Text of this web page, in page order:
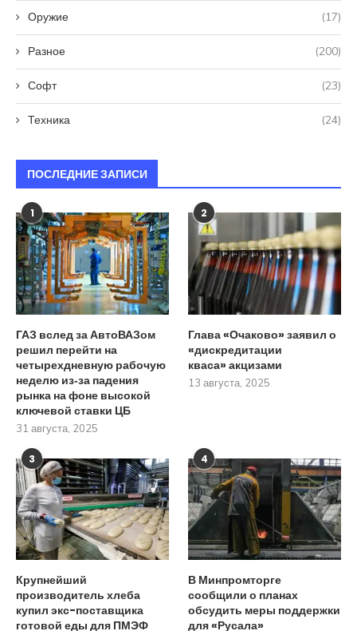
Оружие (17)
Разное (200)
Софт (23)
Техника (24)
ПОСЛЕДНИЕ ЗАПИСИ
1
ГАЗ вслед за АвтоВАЗом
решил перейти на
четырехдневную рабочую
неделю из‑за падения
рынка на фоне высокой
ключевой ставки ЦБ
31 августа, 2025
2
Глава «Очаково» заявил о
«дискредитации
кваса» акцизами
13 августа, 2025
3
Крупнейший
производитель хлеба
купил экс-поставщика
готовой еды для ПМЭФ
4
В Минпромторге
сообщили о планах
обсудить меры поддержки
для «Русала»